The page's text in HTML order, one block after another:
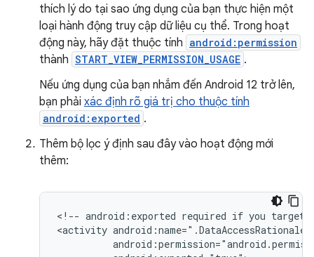
thích lý do tại sao ứng dụng của bạn thực hiện một
loại hành động truy cập dữ liệu cụ thể. Trong hoạt
động này, hãy đặt thuộc tính android:permission
thành START_VIEW_PERMISSION_USAGE .
Nếu ứng dụng của bạn nhắm đến Android 12 trở lên,
bạn phải xác định rõ giá trị cho thuộc tính
android:exported .
Thêm bộ lọc ý định sau đây vào hoạt động mới
thêm:
<!-- android:exported required if you target
<activity